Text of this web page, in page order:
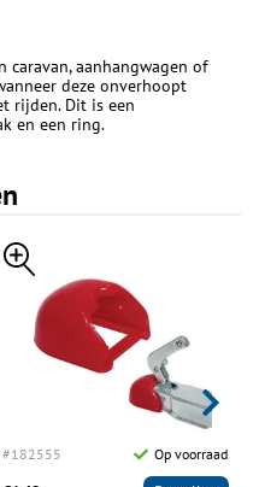
caravan, aanhangwagen of
deze onverhoopt
rijden. Dit is een
en een ring.
#182555 Op voorraad